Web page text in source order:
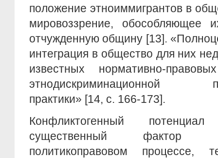
положение этноиммигрантов в
мировоззрение, обособляющее
отчужденную общину [13].
интеграция в общество для них
известных нормативно-
этнодискриминационной
практики» [14, c. 166-173].
Конфликтогенный
существенный фактор
политикоправовом процессе,